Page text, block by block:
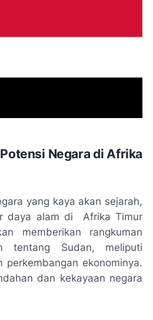
Negara di Afrika
yang kaya akan sejarah,
daya alam di Afrika Timur
memberikan rangkuman
tentang Sudan, meliputi
perkembangan ekonominya.
dan kekayaan negara